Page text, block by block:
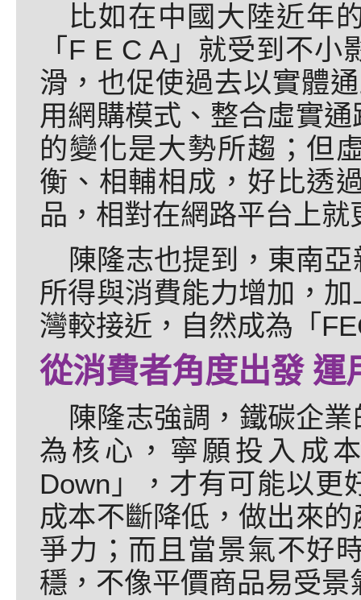
比如在中國大陸近年
「F E C A」就受到不
滑，也促使過去以實體
用網購模式、整合虛實
的變化是大勢所趨；但
衡、相輔相成，好比透
品，相對在網路平台上就
陳隆志也提到，東南
所得與消費能力增加，
灣較接近，自然成為「
從消費者角度出發 運
陳隆志強調，鐵碳企
為核心，寧願投入成
Down」，才有可能以更
成本不斷降低，做出來
爭力；而且當景氣不好
穩，不像平價商品易受景